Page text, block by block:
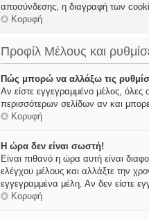
αποσύνδεσης, η διαγραφή των
Κορυφή
Προφίλ Μέλους και
Πώς μπορώ να αλλάξω τις
Αν είστε εγγεγραμμένο μέλος, όλες
περισσότερων σελίδων αν και
Κορυφή
Η ώρα δεν είναι σωστή!
Είναι πιθανό η ώρα αυτή είναι
ελέγχου μέλους και αλλάξτε την
εγγεγραμμένα μέλη. Αν δεν είστε
Κορυφή